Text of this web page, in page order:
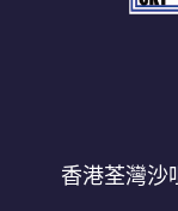
香港荃灣